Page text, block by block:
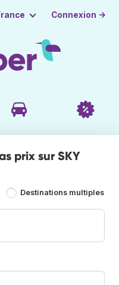
Connexion →
prix sur SKY
Destinations multiples